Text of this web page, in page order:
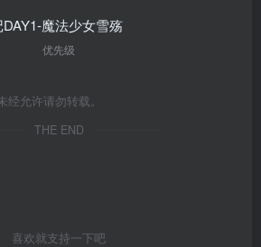
优先级
允许请勿转载。
THE END
喜欢就支持一下吧